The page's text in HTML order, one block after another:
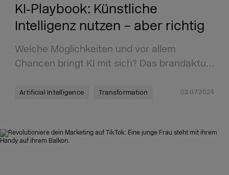
KI‑Playbook: Künstliche
Intelligenz nutzen – aber richtig
Welche Möglichkeiten und vor allem
Chancen bringt KI mit sich? Das brandaktu…
Artificial Intelligence Transformation 02.07.2024